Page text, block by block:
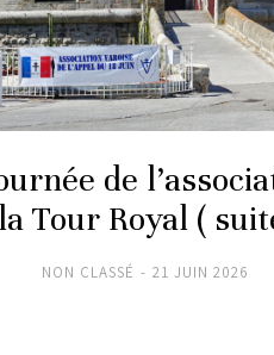
de
la Tour Royal (
NON CLASSÉ 21 JUIN 2026